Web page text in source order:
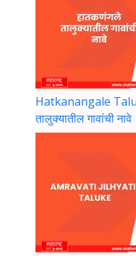
Hatkanangale
तालुक्यातील गावांची नावे